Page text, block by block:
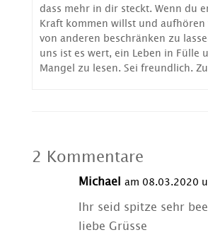
dass mehr in dir steckt. Wenn du
Kraft kommen willst und aufhören
von anderen beschränken zu
uns ist es wert, ein Leben in Fülle
Mangel zu lesen. Sei freundlich.
2 Kommentare
Michael am 08.03.2020
Ihr seid spitze sehr
liebe Grüsse